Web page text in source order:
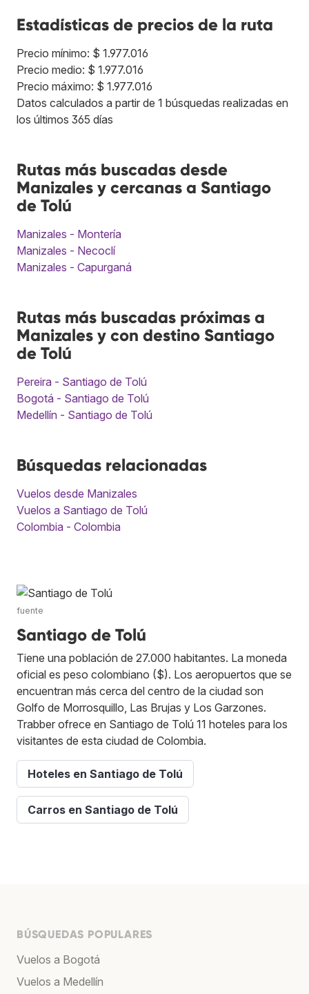
Estadísticas de precios de la ruta
Precio mínimo: $ 1.977.016
Precio medio: $ 1.977.016
Precio máximo: $ 1.977.016
Datos calculados a partir de 1 búsquedas realizadas en
los últimos 365 días
Rutas más buscadas desde
Manizales y cercanas a Santiago
de Tolú
Manizales - Montería
Manizales - Necoclí
Manizales - Capurganá
Rutas más buscadas próximas a
Manizales y con destino Santiago
de Tolú
Pereira - Santiago de Tolú
Bogotá - Santiago de Tolú
Medellín - Santiago de Tolú
Búsquedas relacionadas
Vuelos desde Manizales
Vuelos a Santiago de Tolú
Colombia - Colombia
fuente
Santiago de Tolú
Tiene una población de 27.000 habitantes. La moneda
oficial es peso colombiano ($). Los aeropuertos que se
encuentran más cerca del centro de la ciudad son
Golfo de Morrosquillo, Las Brujas y Los Garzones.
Trabber ofrece en Santiago de Tolú 11 hoteles para los
visitantes de esta ciudad de Colombia.
Hoteles en Santiago de Tolú
Carros en Santiago de Tolú
BÚSQUEDAS POPULARES
Vuelos a Bogotá
Vuelos a Medellín